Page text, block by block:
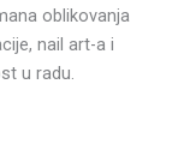
oblikovanja
nail art-a i
u radu.